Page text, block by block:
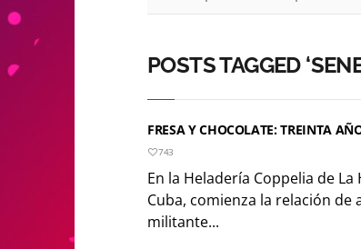
POSTS TAGGED
FRESA Y CHOCOLATE: TREINTA
743
En la Heladería Coppelia de
Cuba, comienza la relación
militante...